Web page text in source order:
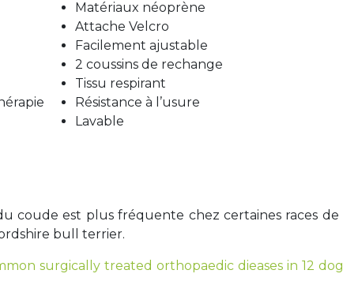
Matériaux néoprène
Attache Velcro
Facilement ajustable
2 coussins de rechange
Tissu respirant
Résistance à l’usure
Lavable
coude est plus fréquente chez certaines races
bull terrier.
surgically treated orthopaedic dieases in 12